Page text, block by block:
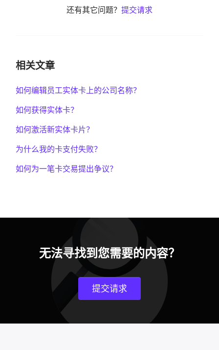
还有其它问题？ 提交请求
相关文章
如何编辑员工实体卡上的公司名称？
如何获得实体卡？
如何激活新实体卡片？
为什么我的卡支付失败？
如何为一笔卡交易提出争议？
无法寻找到您需要的内容？
提交请求